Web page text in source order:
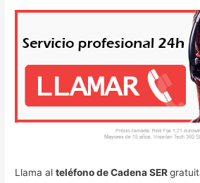
Llama alteléfono de Cadena SER